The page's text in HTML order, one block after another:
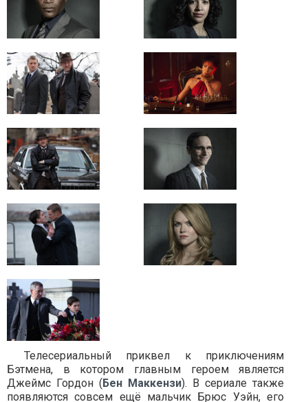
Телесериальный приквел к приключениям
Бэтмена, в котором главным героем является
Джеймс Гордон (Бен Маккензи). В сериале также
появляются совсем ещё мальчик Брюс Уэйн, его